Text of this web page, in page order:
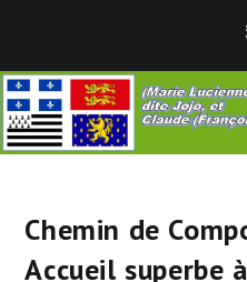
content
Chemin de
Accueil superbe